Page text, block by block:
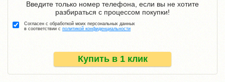
Купить в 1 клик
Введите только номер телефона, если вы не хотите
разбираться с процессом покупки!
Согласен с обработкой моих персональных данных
в соответствии с политикой конфиденциальности